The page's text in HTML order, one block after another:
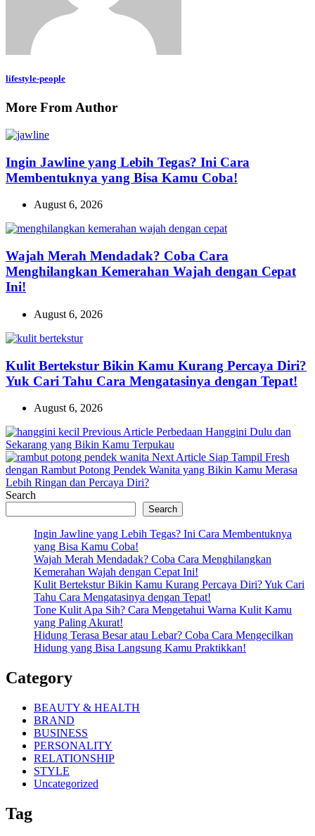
lifestyle-people
More From Author
Ingin Jawline yang Lebih Tegas? Ini Cara
Membentuknya yang Bisa Kamu Coba!
August 6, 2026
Wajah Merah Mendadak? Coba Cara
Menghilangkan Kemerahan Wajah dengan Cepat
Ini!
August 6, 2026
Kulit Bertekstur Bikin Kamu Kurang Percaya Diri?
Yuk Cari Tahu Cara Mengatasinya dengan Tepat!
August 6, 2026
Previous Article Previous
Post:
Perbedaan Hanggini Dulu dan
Sekarang yang Bikin Kamu Terpukau
Next Article Next
Post:
Siap Tampil Fresh
dengan Rambut Potong Pendek Wanita yang Bikin Kamu Merasa
Lebih Ringan dan Percaya Diri?
Search
Search
Ingin Jawline yang Lebih Tegas? Ini Cara Membentuknya
yang Bisa Kamu Coba!
Wajah Merah Mendadak? Coba Cara Menghilangkan
Kemerahan Wajah dengan Cepat Ini!
Kulit Bertekstur Bikin Kamu Kurang Percaya Diri? Yuk Cari
Tahu Cara Mengatasinya dengan Tepat!
Tone Kulit Apa Sih? Cara Mengetahui Warna Kulit Kamu
yang Paling Akurat!
Hidung Terasa Besar atau Lebar? Coba Cara Mengecilkan
Hidung yang Bisa Langsung Kamu Praktikkan!
Category
BEAUTY & HEALTH
BRAND
BUSINESS
PERSONALITY
RELATIONSHIP
STYLE
Uncategorized
Tag